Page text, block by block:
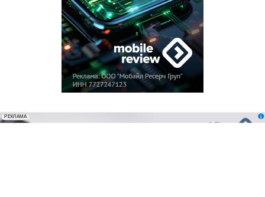
erid: 2VfnxxmNzs5
РЕКЛАМА